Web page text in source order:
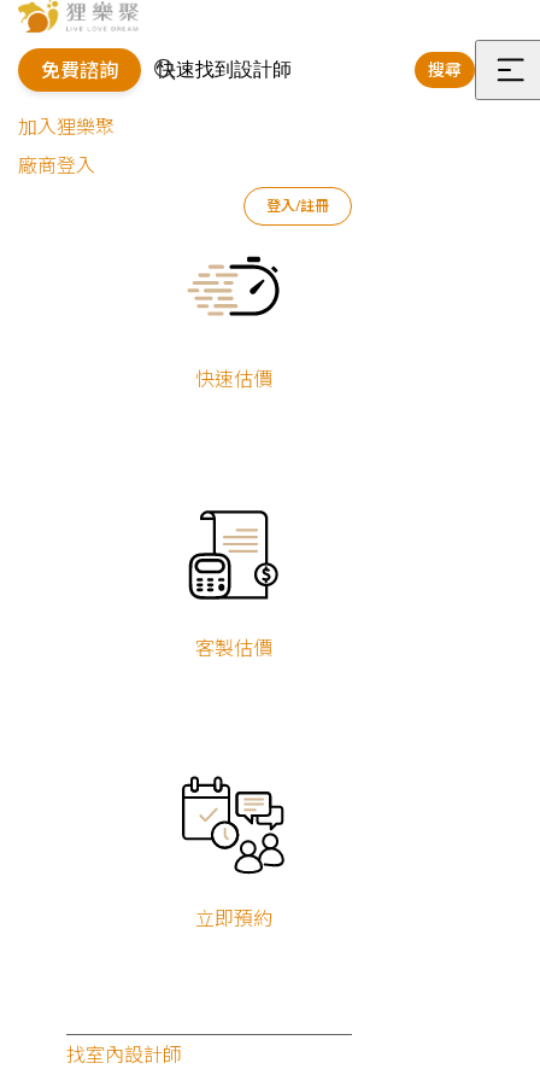
免費諮詢 搜尋
選
加入狸樂聚
廠商登入
登入/註冊
快速估價
客製估價
立即預約
找室內設計師
室內設計作品 游謦瑜
獨擁雅室｜設計
師自住現代宅